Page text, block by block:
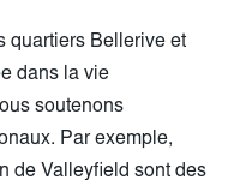
quartiers Bellerive et
dans la vie
soutenons
Par exemple,
de Valleyfield sont des